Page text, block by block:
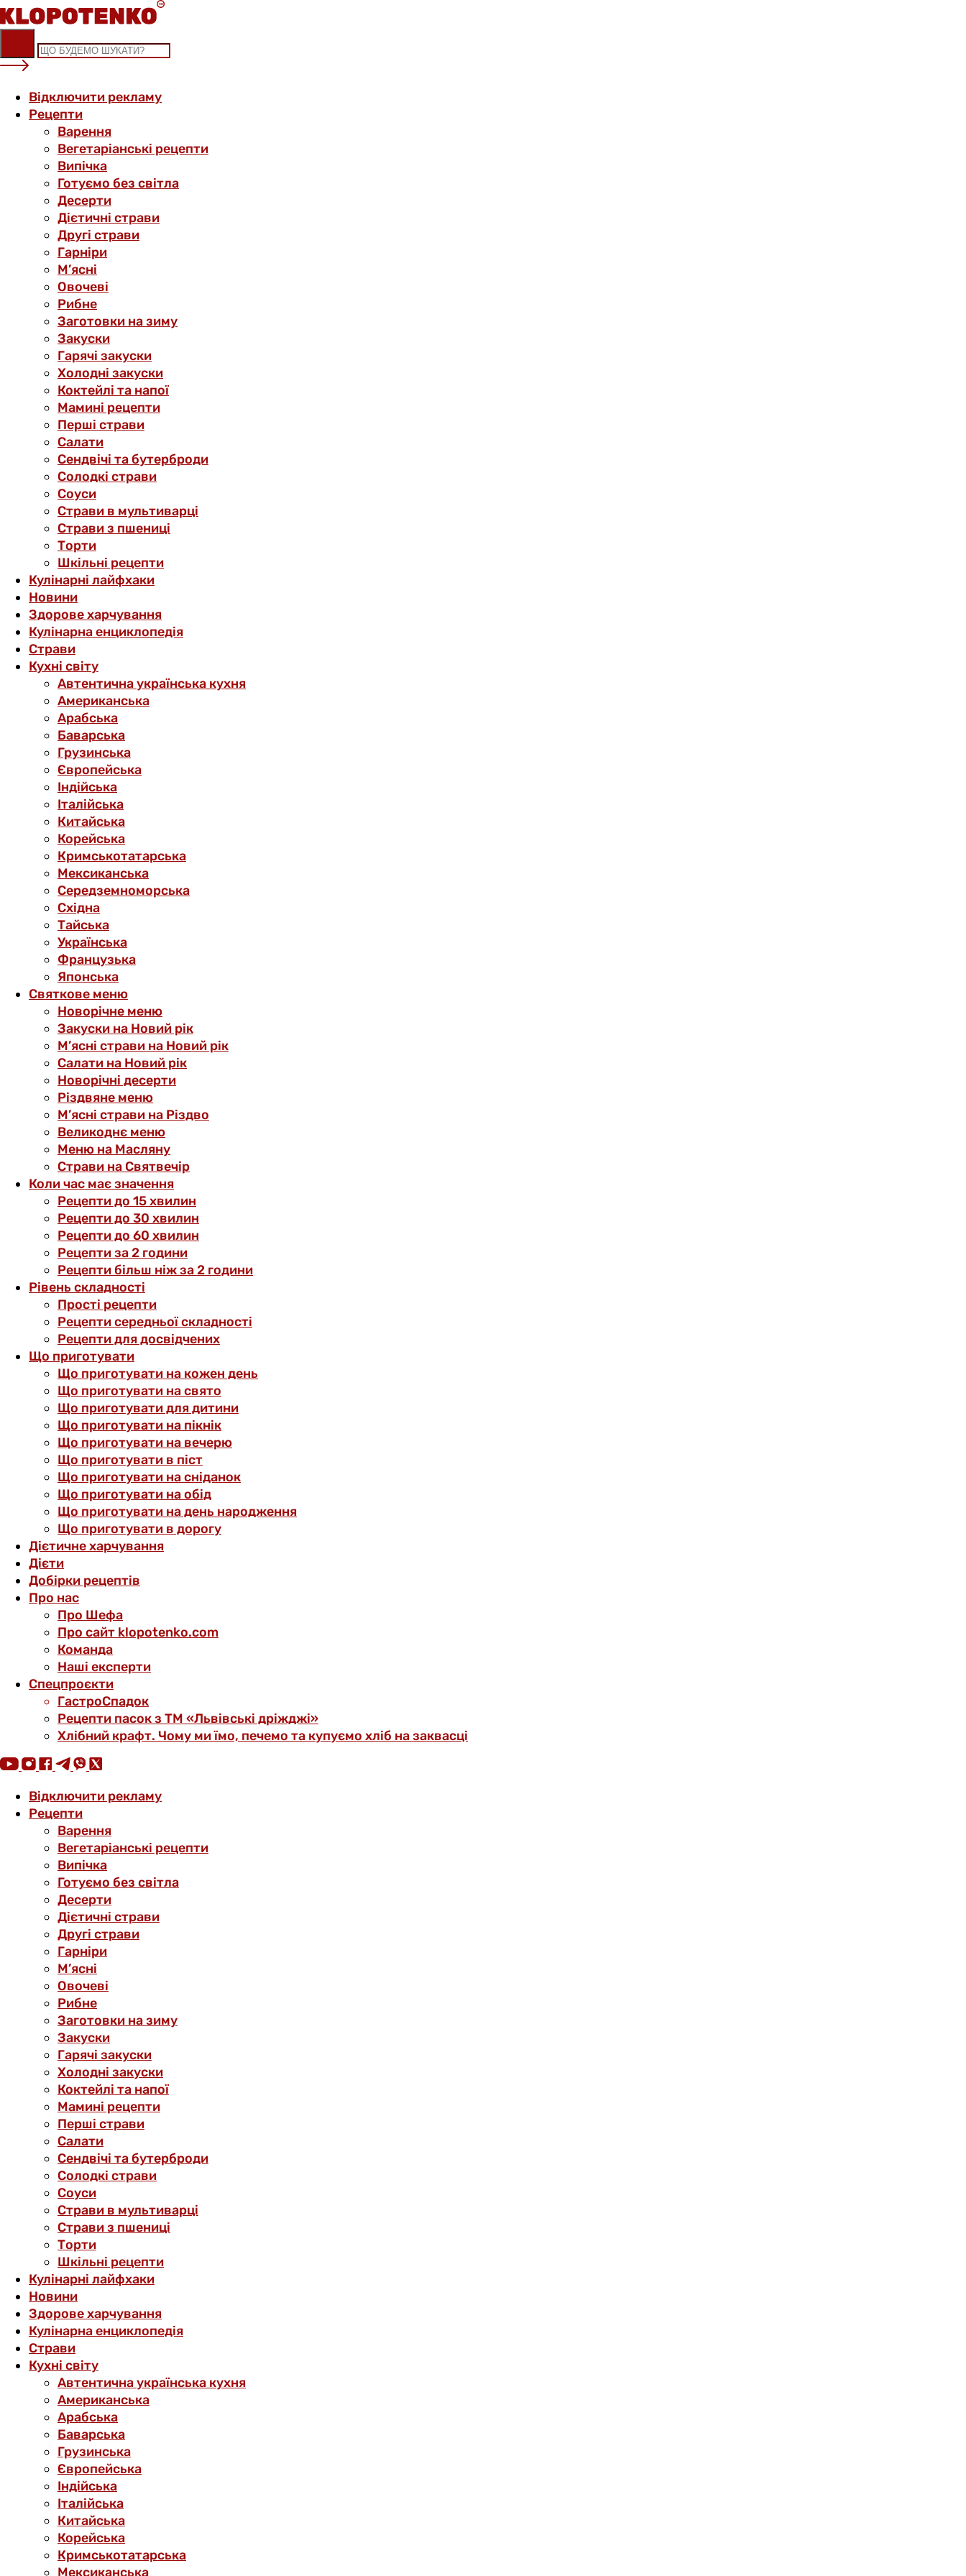
Skip
to
content
Відключити рекламу
Рецепти
Варення
Вегетаріанські рецепти
Випічка
Готуємо без світла
Десерти
Дієтичні страви
Другі страви
Гарніри
М’ясні
Овочеві
Рибне
Заготовки на зиму
Закуски
Гарячі закуски
Холодні закуски
Коктейлі та напої
Мамині рецепти
Перші страви
Салати
Сендвічі та бутерброди
Солодкі страви
Соуси
Страви в мультиварці
Страви з пшениці
Торти
Шкільні рецепти
Кулінарні лайфхаки
Новини
Здорове харчування
Кулінарна енциклопедія
Страви
Кухні світу
Автентична українська кухня
Американська
Арабська
Баварська
Грузинська
Європейська
Індійська
Італійська
Китайська
Корейська
Кримськотатарська
Мексиканська
Середземноморська
Східна
Тайська
Українська
Французька
Японська
Святкове меню
Новорічне меню
Закуски на Новий рік
М’ясні страви на Новий рік
Салати на Новий рік
Новорічні десерти
Різдвяне меню
М’ясні страви на Різдво
Великоднє меню
Меню на Масляну
Страви на Святвечір
Коли час має значення
Рецепти до 15 хвилин
Рецепти до 30 хвилин
Рецепти до 60 хвилин
Рецепти за 2 години
Рецепти більш ніж за 2 години
Рівень складності
Прості рецепти
Рецепти середньої складності
Рецепти для досвідчених
Що приготувати
Що приготувати на кожен день
Що приготувати на свято
Що приготувати для дитини
Що приготувати на пікнік
Що приготувати на вечерю
Що приготувати в піст
Що приготувати на сніданок
Що приготувати на обід
Що приготувати на день народження
Що приготувати в дорогу
Дієтичне харчування
Дієти
Добірки рецептів
Про нас
Про Шефа
Про сайт klopotenko.com
Команда
Наші експерти
Спецпроєкти
ГастроСпадок
Рецепти пасок з ТМ «Львівські дріжджі»
Хлібний крафт. Чому ми їмо, печемо та купуємо хліб на заквасці
Відключити рекламу
Рецепти
Варення
Вегетаріанські рецепти
Випічка
Готуємо без світла
Десерти
Дієтичні страви
Другі страви
Гарніри
М’ясні
Овочеві
Рибне
Заготовки на зиму
Закуски
Гарячі закуски
Холодні закуски
Коктейлі та напої
Мамині рецепти
Перші страви
Салати
Сендвічі та бутерброди
Солодкі страви
Соуси
Страви в мультиварці
Страви з пшениці
Торти
Шкільні рецепти
Кулінарні лайфхаки
Новини
Здорове харчування
Кулінарна енциклопедія
Страви
Кухні світу
Автентична українська кухня
Американська
Арабська
Баварська
Грузинська
Європейська
Індійська
Італійська
Китайська
Корейська
Кримськотатарська
Мексиканська